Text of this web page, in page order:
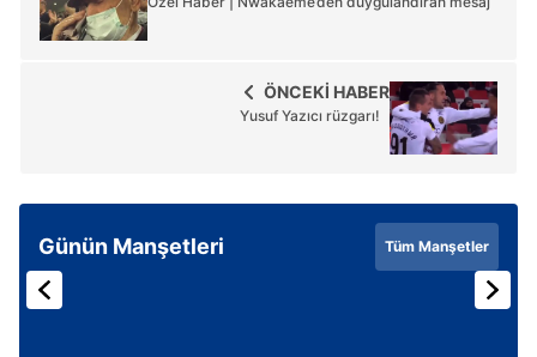
ÖNCEKİ HABER
Yusuf Yazıcı rüzgarı!
Günün Manşetleri Tüm Manşetler